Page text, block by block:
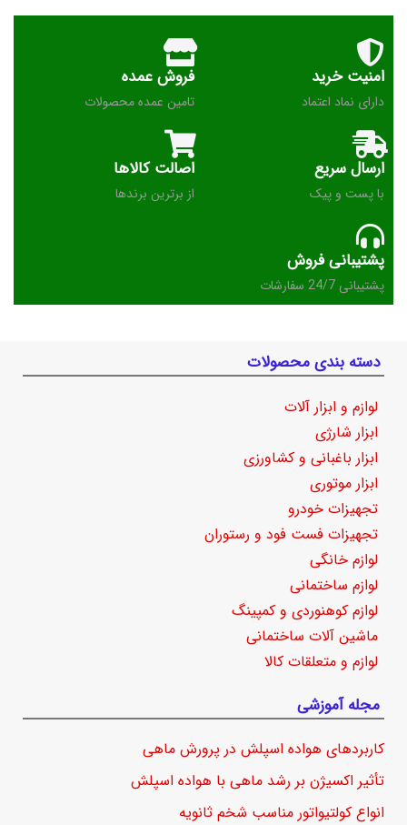
امنیت خرید
دارای نماد اعتماد
فروش عمده
تامین عمده محصولات
ارسال سریع
با پست و پیک
اصالت کالاها
از برترین برندها
پشتیبانی فروش
پشتیبانی 24/7 سفارشات
دسته بندی محصولات
لوازم و ابزار آلات
ابزار شارژی
ابزار باغبانی و کشاورزی
ابزار موتوری
تجهیزات خودرو
تجهیزات فست فود و رستوران
لوازم خانگی
لوازم ساختمانی
لوازم کوهنوردی و کمپینگ
ماشین آلات ساختمانی
لوازم و متعلقات کالا
مجله آموزشی
کاربردهای هواده اسپلش در پرورش ماهی
تأثیر اکسیژن بر رشد ماهی با هواده اسپلش
انواع کولتیواتور مناسب شخم ثانویه